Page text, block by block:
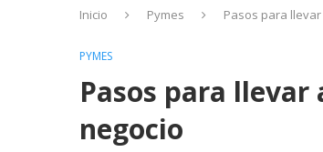
Inicio Pymes Pasos para
PYMES
Pasos para
negocio